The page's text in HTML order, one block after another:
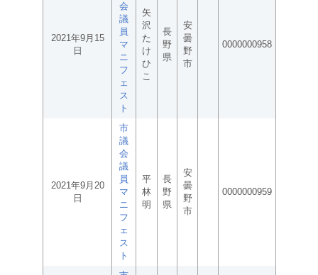
2021年9月15
日
会
議
員
マ
ニ
フ
ェ
ス
ト
矢
沢
た
け
ひ
こ
長
野
県
安
曇
野
市
0000000958
2021年9月20
日
市
議
会
議
員
マ
ニ
フ
ェ
ス
ト
平
林
明
長
野
県
安
曇
野
市
0000000959